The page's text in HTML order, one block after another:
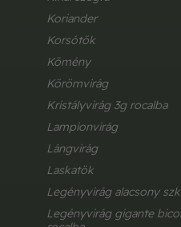
koriander
korsótök
kömény
körömvirág
kristályvirág 3g rocalba
lampionvirág
lángvirág
laskatök
legényvirág alacsony
legényvirág gigante bicolor 6g